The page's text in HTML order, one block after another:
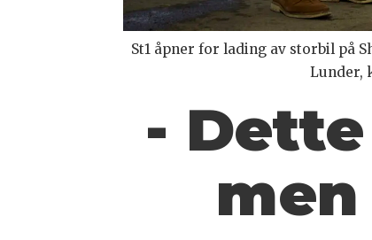
St1 åpner for lading av storbil på
Lunder,
-